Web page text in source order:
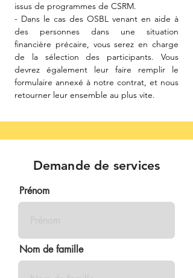
issus de programmes de CSRM.
- Dans le cas des OSBL venant en aide à
des personnes dans une situation
financière précaire, vous serez en charge
de la sélection des participants. Vous
devrez également leur faire remplir le
formulaire annexé à notre contrat, et nous
retourner leur ensemble au plus vite.
Demande de services
Prénom
Nom de famille